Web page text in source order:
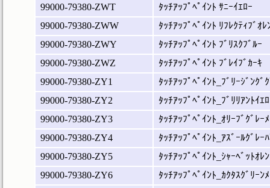
99000-79380-ZWT
ﾀｯﾁｱｯﾌﾟﾍﾟｲﾝﾄ ｻﾆｰｲｴﾛｰ
99000-79380-ZWW
ﾀｯﾁｱｯﾌﾟﾍﾟｲﾝﾄ ﾘﾌﾚｸﾃｨﾌﾞｵﾚ
99000-79380-ZWY
ﾀｯﾁｱｯﾌﾟﾍﾟｲﾝﾄ ﾌﾞﾘｽｸﾌﾞﾙｰ
99000-79380-ZWZ
ﾀｯﾁｱｯﾌﾟﾍﾟｲﾝﾄ ﾌﾞﾚｲﾌﾞｶｰｷ
99000-79380-ZY1
ﾀｯﾁｱｯﾌﾟﾍﾟｲﾝﾄ_ﾌﾞﾘｰｼﾞﾝｸﾞ
99000-79380-ZY2
ﾀｯﾁｱｯﾌﾟﾍﾟｲﾝﾄ_ﾌﾞﾘﾘｱﾝﾄｲｴ
99000-79380-ZY3
ﾀｯﾁｱｯﾌﾟﾍﾟｲﾝﾄ_ｵﾘｰﾌﾞｸﾞﾚｰ
99000-79380-ZY4
ﾀｯﾁｱｯﾌﾟﾍﾟｲﾝﾄ_ｱｽﾞｰﾙｸﾞﾚｰ
99000-79380-ZY5
ﾀｯﾁｱｯﾌﾟﾍﾟｲﾝﾄ_ｼｬｰﾍﾞｯﾄｵﾚ
99000-79380-ZY6
ﾀｯﾁｱｯﾌﾟﾍﾟｲﾝﾄ_ｶｸﾀｽｸﾞﾘｰﾝ